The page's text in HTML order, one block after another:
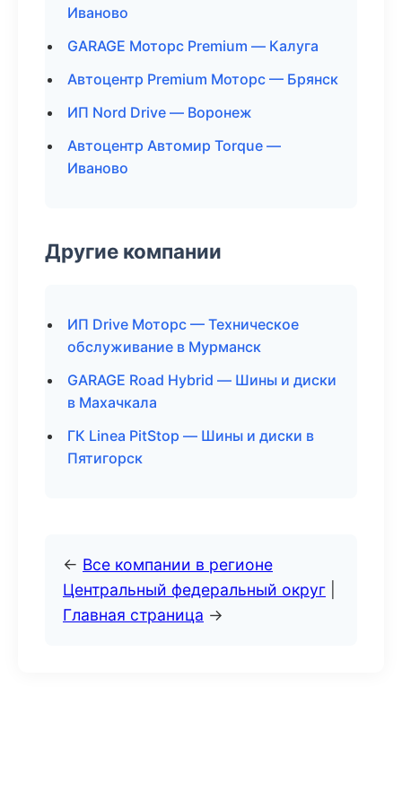
Иваново
GARAGE Моторс Premium — Калуга
Автоцентр Premium Моторс — Брянск
ИП Nord Drive — Воронеж
Автоцентр Автомир Torque —
Иваново
Другие компании
ИП Drive Моторс — Техническое
обслуживание в Мурманск
GARAGE Road Hybrid — Шины и диски
в Махачкала
ГК Linea PitStop — Шины и диски в
Пятигорск
← Все компании в регионе
Центральный федеральный округ
Главная страница →